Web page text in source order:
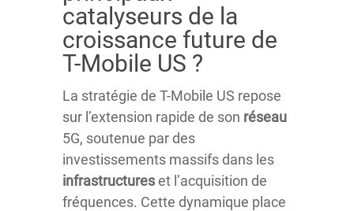
catalyseurs de la
croissance future de
T-Mobile US ?
La stratégie de T-Mobile US repose
sur l’extension rapide de son réseau
5G, soutenue par des
investissements massifs dans les
infrastructureset l’acquisition de
fréquences. Cette dynamique place